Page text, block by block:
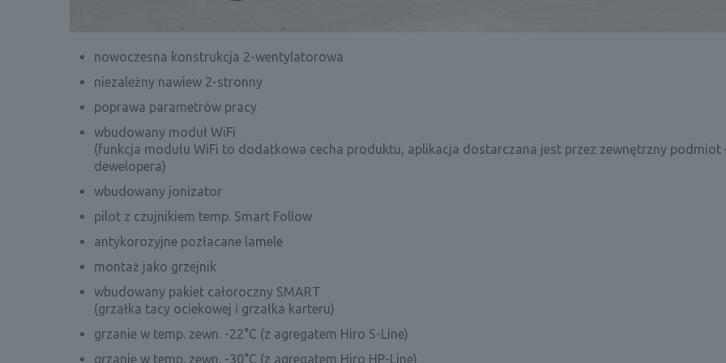
nowoczesna konstrukcja 2-wentylatorowa
niezależny nawiew 2-stronny
poprawa parametrów pracy
wbudowany moduł WiFi
(funkcja modułu WiFi to dodatkowa cecha produktu, aplikacja dostarczana jest przez zewnętrzny podmiot
dewelopera)
wbudowany jonizator
pilot z czujnikiem temp. Smart Follow
antykorozyjne pozłacane lamele
montaż jako grzejnik
wbudowany pakiet całoroczny SMART
(grzałka tacy ociekowej i grzałka karteru)
grzanie w temp. zewn. -22°C (z agregatem Hiro S-Line)
grzanie w temp. zewn. -30°C (z agregatem Hiro HP-Line)